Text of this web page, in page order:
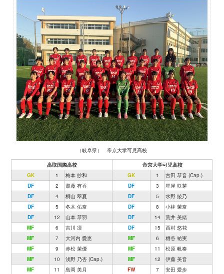
（岐阜県） 帝京大学可児高校
高取国際高校
帝京大学可児高校
GK
1 梅本 紗和 GK 1
古田 琴音 (Cap.)
DF
2 齋藤 有香 DF 3
星屋 咲芽
DF
4 桐山 翠夏 DF 5
水野 綾乃
DF
5 冬木 佑奈 DF 8
小林 茉奈
DF
12 山本 琴羽 DF 14
荒井 美緒
MF
6 吉川 凛 DF 15
西村 悠花
MF
7 大河内 愛恵 MF 6
糟谷 祐実
MF
9 赤松 茉優 MF 11
松原 帆奏
MF
10 浅野 乃杏 (Cap.) MF 12
伊藤 美音
MF
11 島岡 美月 FW 7
安田 愛歩